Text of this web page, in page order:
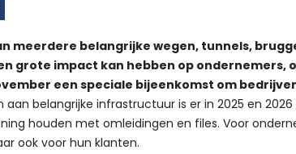
meerdere belangrijke wegen, tunnels,
grote impact kan hebben op ondernemers,
een speciale bijeenkomst om
aan belangrijke infrastructuur is er in 2025 en
houden met omleidingen en files. Voor
ook voor hun klanten.